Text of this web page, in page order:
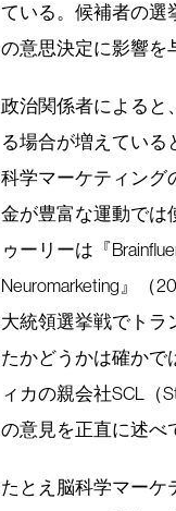
ている。候補者の選
の意思決定に影響を
政治関係者によると
る場合が増えている
科学マーケティング
金が豊富な運動では
ゥーリーは『
Neuromarketing』（
大統領選挙戦でトラ
たかどうかは確かで
ィカの親会社SCL（
の意見を正直に述べ
たとえ脳科学マーケ